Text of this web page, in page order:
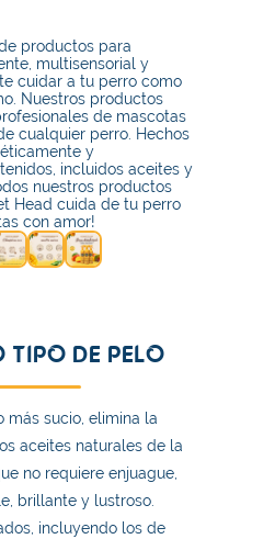
productos para
multisensorial y
cuidar a tu perro como
Nuestros productos
de mascotas
cualquier perro. Hechos
y
incluidos aceites y
nuestros productos
Head cuida de tu perro
con amor!
DE PELO
más sucio, elimina la
aceites naturales de la
no requiere enjuague,
brillante y lustroso.
incluyendo los de